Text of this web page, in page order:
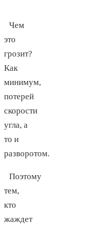
Чем
это
грозит?
Как
минимум,
потерей
скорости
угла, а
то и
разворотом.
Поэтому
тем,
кто
жаждет